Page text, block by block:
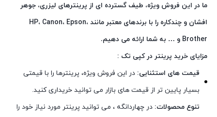
ما در این فروش ویژه، طیف گسترده ای از پرینترهای لیزری، جوهر
افشان و چندکاره را با برندهای معتبر مانند HP، Canon، Epson،
Brother و … به شما ارائه می دهیم.
مزایای خرید پرینتر در کپی تک :
قیمت های استثنایی: در این فروش ویژه، پرینترها را با قیمتی
بسیار پایین تر از قیمت های بازار می توانید خریداری کنید.
تنوع محصولات: در چهاردانگه ، می توانید پرینتر مورد نیاز خود را